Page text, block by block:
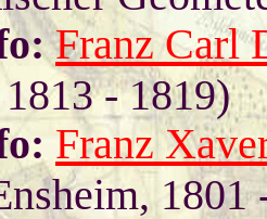
Franz Carl
- 1819)
Franz
1801